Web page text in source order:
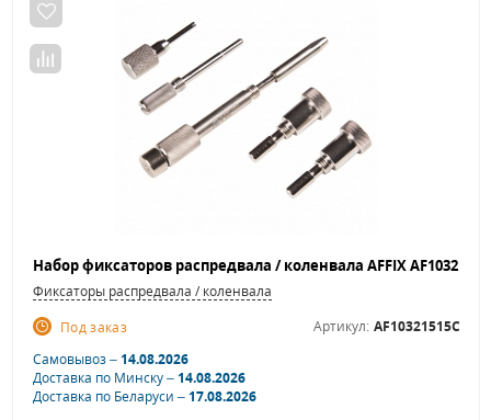
Фиксаторы распредвала / коленвала
Под заказ
Артикул: AF10321515C
Самовывоз –14.08.2026
Доставка по Минску –14.08.2026
Доставка по Беларуси –17.08.2026